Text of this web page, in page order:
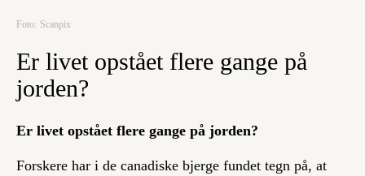
Foto: Scanpix
Er livet opstået flere gange på
jorden?
Er livet opstået flere gange på jorden?
Forskere har i de canadiske bjerge fundet tegn på, at